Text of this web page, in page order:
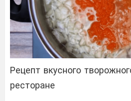
Рецепт вкусного
ресторане